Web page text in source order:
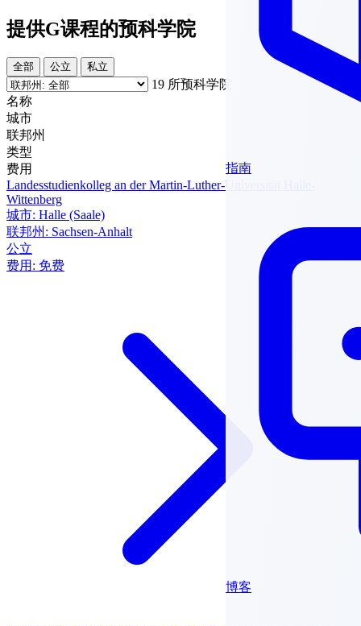
指南
博客
提供G课程的预科学院
全部 公立 私立
19 所预科学院
名称
城市
联邦州
类型
费用
Landesstudienkolleg an der Martin-Luther-Universität Halle-
Wittenberg
城市: Halle (Saale)
联邦州: Sachsen-Anhalt
公立
费用: 免费